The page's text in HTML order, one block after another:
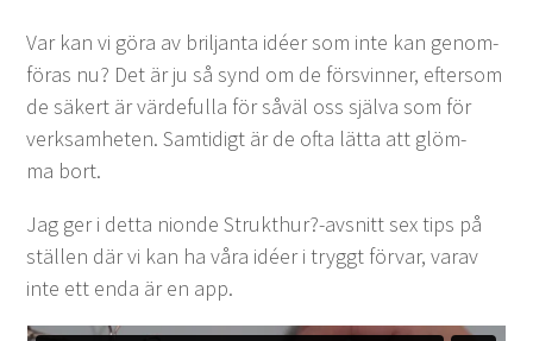
BLOGG SHOP KUNDER PRESS SÖK
Var kan vi göra av bril­jan­ta idéer som inte kan genom­
föras nu? Det är ju så synd om de försvin­ner, efter­som
de säk­ert är värde­ful­la för såväl oss själ­va som för
verk­samheten. Sam­tidigt är de ofta lät­ta att glöm­
ma bort.
Jag ger i det­ta nionde Strukthur?-avsnitt sex tips på
ställen där vi kan ha våra idéer i tryg­gt för­var, var­av
inte ett enda är en app.